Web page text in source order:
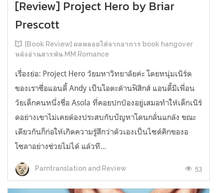
[Review] Project Hero by Briar
Prescott
[Book Review] ผลพลอยได้จากอาการ book hangover
หลังอ่านสารพัน MM Romance
เรื่องย่อ: Project Hero วัยมหาวิทยาลัยค่ะ โดยหนุ่มเนิร์ด
ของเราชื่อแอนดี้ Andy เป็นโอตะด้านฟิสิกส์ แอนดี้มีเพื่อน
วัยเด็กคนหนึ่งชื่อ Asola ที่คอยปกป้องอยู่เสมอทำให้เด็กเนิร์
ดอย่างเขาไม่เคยต้องประสบกับปัญหาโดนกลั่นแกล้ง ขณะ
เดียวกันก็ก่อให้เกิดความรู้สึกว่าตัวเองเป็นไซด์คิกของอ
โซลาอย่างช่วยไม่ได้ แล้วที...
Parntranslation and Review 53